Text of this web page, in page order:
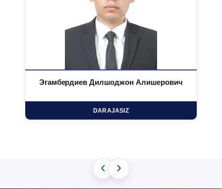
Эгамбердиев Дилшоджон Алишерович
DARAJASIZ
‹ ›